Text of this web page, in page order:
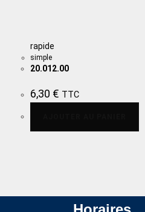
rapide
simple
20.012.00
6,30 € TTC